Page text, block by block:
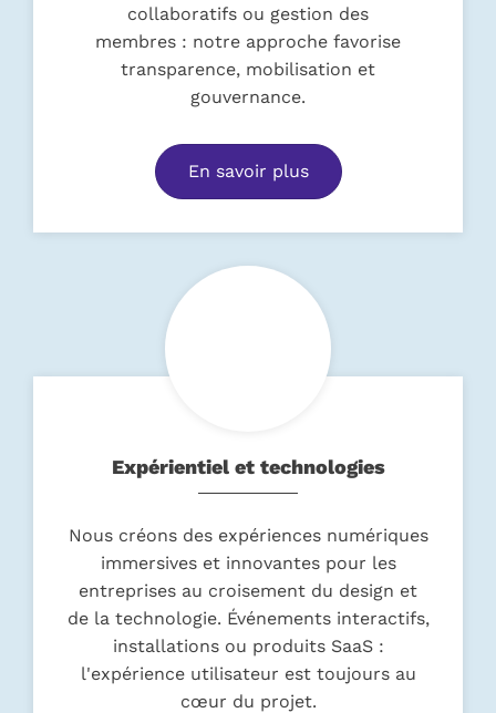
collaboratifs ou gestion des
membres : notre approche favorise
transparence, mobilisation et
gouvernance.
En savoir plus
Expérientiel et technologies
Nous créons des expériences numériques
immersives et innovantes pour les
entreprises au croisement du design et
de la technologie. Événements interactifs,
installations ou produits SaaS :
l'expérience utilisateur est toujours au
cœur du projet.